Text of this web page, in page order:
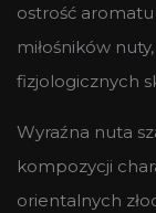
ostrość
miłośników
fizjologicznych
Wyraźna nuta
kompozycji
orientalnych